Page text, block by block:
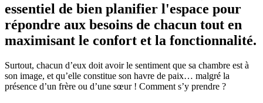
essentiel de bien planifier l'espace pour
répondre aux besoins de chacun tout en
maximisant le confort et la fonctionnalité.
Surtout, chacun d’eux doit avoir le sentiment que sa chambre est à
son image, et qu’elle constitue son havre de paix… malgré la
présence d’un frère ou d’une sœur ! Comment s’y prendre ?